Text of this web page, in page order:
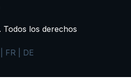
los derechos
FR DE